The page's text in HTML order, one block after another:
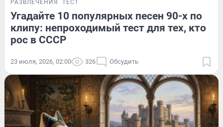
РАЗВЛЕЧЕНИЯ ТЕСТ
Угадайте 10 популярных песен 90-х по
клипу: непроходимый тест для тех, кто
рос в СССР
23 июля, 2026, 02:00 326 Обсудить